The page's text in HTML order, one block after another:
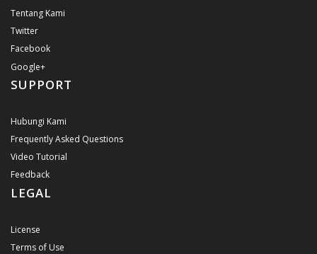
Tentang Kami
Twitter
Facebook
Google+
SUPPORT
Hubungi Kami
Frequently Asked Questions
Video Tutorial
Feedback
LEGAL
License
Terms of Use